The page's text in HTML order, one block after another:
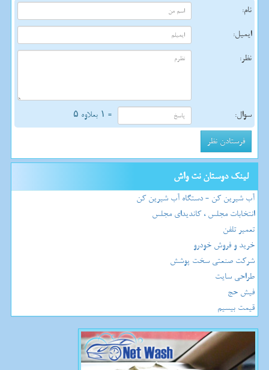
نام:
ایمیل:
نظر:
سوال: = ۱ بعلاوه ۵
لینک دوستان نت واش
آب شیرین کن - دستگاه آب شیرین کن
انتخابات مجلس ، کاندیدای مجلس
تعمیر تلفن
خرید و فروش خودرو
شرکت صنعتی سخت پوشش
طراحی سایت
فیش حج
قیمت بیسیم